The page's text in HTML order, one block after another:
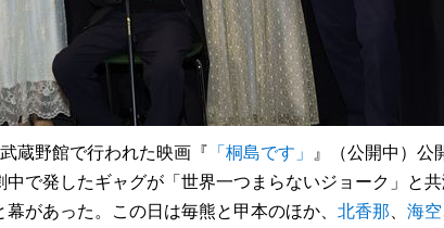
蔵野館で行われた映画『 「桐島です」 』（公開中）公
で発したギャグが「世界一つまらないジョーク」と
があった。この日は毎熊と甲本のほか、 北香那、 海空